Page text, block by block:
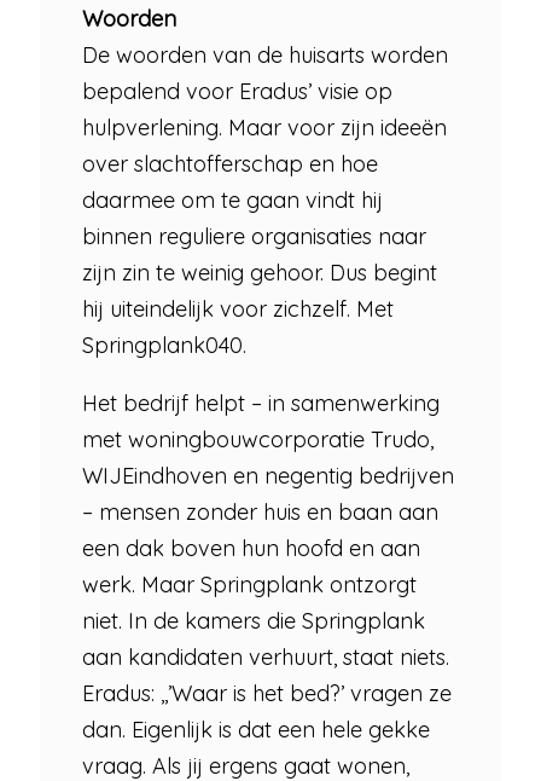
Woorden
De woorden van de huisarts worden
bepalend voor Eradus’ visie op
hulpverlening. Maar voor zijn ideeën
over slachtofferschap en hoe
daarmee om te gaan vindt hij
binnen reguliere organisaties naar
zijn zin te weinig gehoor. Dus begint
hij uiteindelijk voor zichzelf. Met
Springplank040.
Het bedrijf helpt – in samenwerking
met woningbouwcorporatie Trudo,
WIJEindhoven en negentig bedrijven
– mensen zonder huis en baan aan
een dak boven hun hoofd en aan
werk. Maar Springplank ontzorgt
niet. In de kamers die Springplank
aan kandidaten verhuurt, staat niets.
Eradus: ,,’Waar is het bed?’ vragen ze
dan. Eigenlijk is dat een hele gekke
vraag. Als jij ergens gaat wonen,